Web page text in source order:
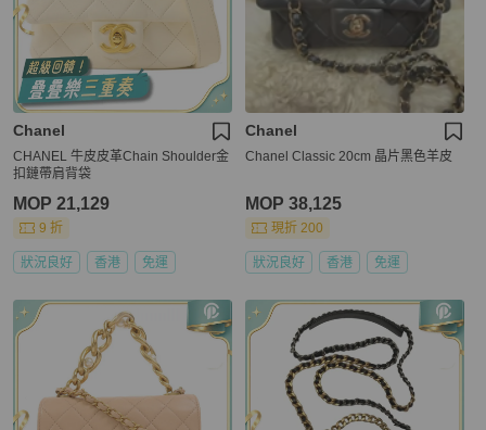
Chanel
CHANEL 牛皮皮革Chain Shoulder金
扣鏈帶肩背袋
MOP 21,129
9 折
狀況良好 香港 免運
Chanel
Chanel Classic 20cm 晶片黑色羊皮
MOP 38,125
現折 200
狀況良好 香港 免運